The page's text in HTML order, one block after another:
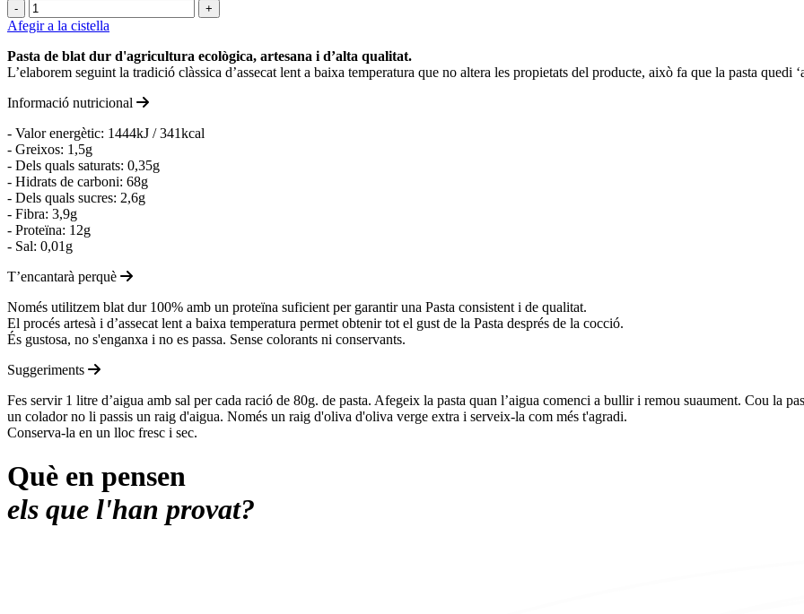
- +
Afegir a la cistella
Pasta de blat dur d'agricultura ecològica, artesana i d’alta qualitat.
L’elaborem seguint la tradició clàssica d’assecat lent a baixa temperatura que no altera les propietats del producte, això fa que la pasta quedi
Informació nutricional
- Valor energètic: 1444kJ / 341kcal
- Greixos: 1,5g
- Dels quals saturats: 0,35g
- Hidrats de carboni: 68g
- Dels quals sucres: 2,6g
- Fibra: 3,9g
- Proteïna: 12g
- Sal: 0,01g
T’encantarà perquè
Només utilitzem blat dur 100% amb un proteïna suficient per garantir una Pasta consistent i de qualitat.
El procés artesà i d’assecat lent a baixa temperatura permet obtenir tot el gust de la Pasta després de la cocció.
És gustosa, no s'enganxa i no es passa. Sense colorants ni conservants.
Suggeriments
Fes servir 1 litre d’aigua amb sal per cada ració de 80g. de pasta. Afegeix la pasta quan l’aigua comenci a bullir i remou suaument. Cou la
un colador no li passis un raig d'aigua. Només un raig d'oliva d'oliva verge extra i serveix-la com més t'agradi.
Conserva-la en un lloc fresc i sec.
Què en pensen
els que l'han provat?